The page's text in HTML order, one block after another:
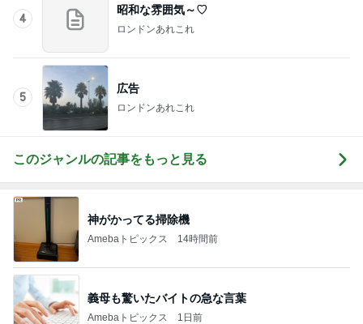
4
昭和な雰囲気～♡
ロンドンあれこれ
5
広告
ロンドンあれこれ
このジャンルの記事をもっと見る
神がかってる掃除機
Amebaトピックス 14時間前
義母も驚いたバイトの急な言葉
Amebaトピックス 1日前